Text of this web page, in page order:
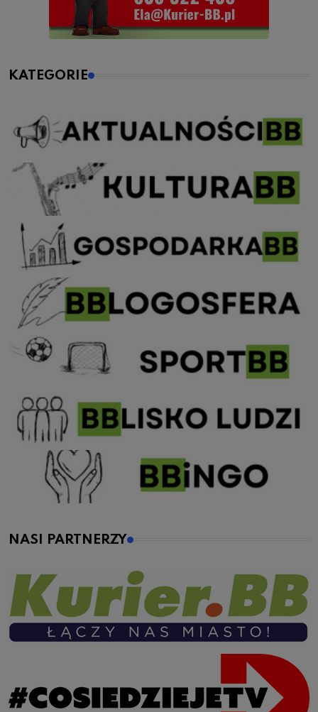
KATEGORIE
NASI PARTNERZY